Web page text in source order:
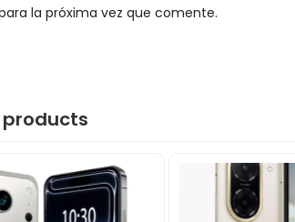
la próxima vez que comente.